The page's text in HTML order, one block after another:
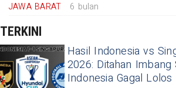
JAWA BARAT 6 bulan
TERKINI
Hasil Indonesia vs
2026: Ditahan Imbang
Indonesia Gagal Lolos